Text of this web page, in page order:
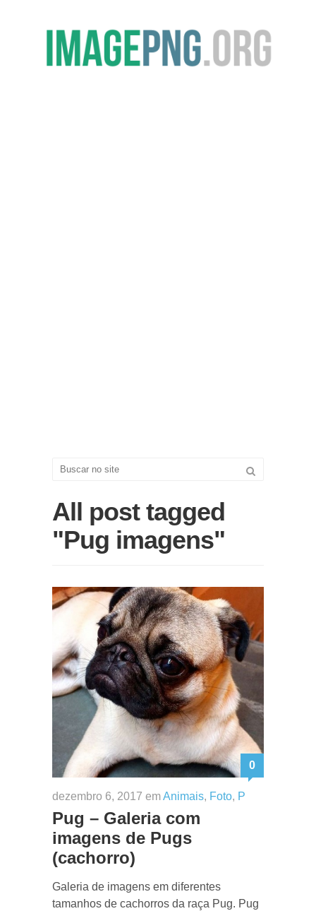
All post tagged
"Pug imagens"
0
dezembro 6, 2017 emAnimais, Foto, P
Pug – Galeria com
imagens de Pugs
(cachorro)
Galeria de imagens em diferentes
tamanhos de cachorros da raça Pug. Pug